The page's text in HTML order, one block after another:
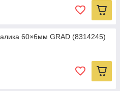
60×6мм GRAD (8314245)